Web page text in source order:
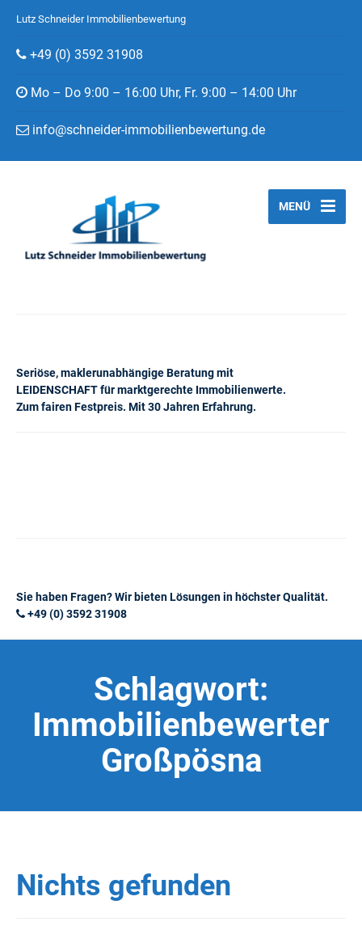
Lutz Schneider Immobilienbewertung
+49 (0) 3592 31908
Mo – Do 9:00 – 16:00 Uhr, Fr. 9:00 – 14:00 Uhr
info@schneider-immobilienbewertung.de
Seriöse, maklerunabhängige Beratung mit
LEIDENSCHAFT für marktgerechte Immobilienwerte.
Zum fairen Festpreis. Mit 30 Jahren Erfahrung.
MENÜ
Sie haben Fragen? Wir bieten Lösungen in höchster Qualität.
+49 (0) 3592 31908
Schlagwort:
Immobilienbewerter
Großpösna
Nichts gefunden